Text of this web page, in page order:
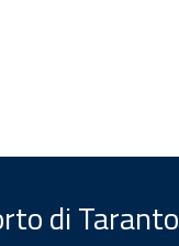
di Taranto